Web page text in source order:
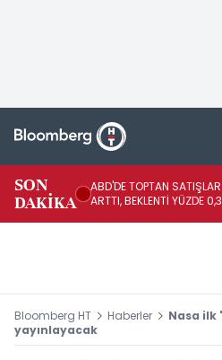
SON
DAKİKA
ABD'DE TOPTAN
ARTTI, BEKLENTİ YÜZDE
Bloomberg HT Haberler
Nasa ilk
yayınlayacak